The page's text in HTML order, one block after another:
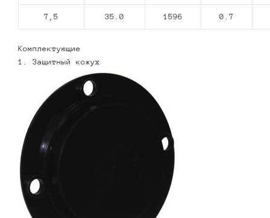
7,5 35.0 1596 0.7
Комплектующие
1. Защитный кожух